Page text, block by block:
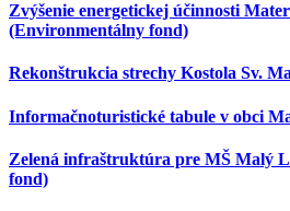
Zvýšenie energetickej účinnosti
(Environmentálny fond)
Rekonštrukcia strechy Kostola Sv.
Informačnoturistické tabule v obci
Zelená infraštruktúra pre MŠ Malý
fond)